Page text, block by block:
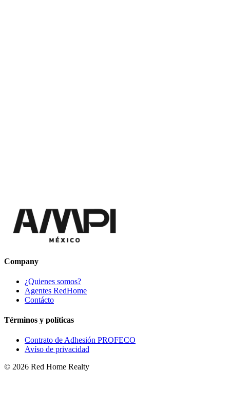
Company
¿Quienes somos?
Agentes RedHome
Contácto
Términos y políticas
Contrato de Adhesión PROFECO
Avíso de privacidad
© 2026 Red Home Realty